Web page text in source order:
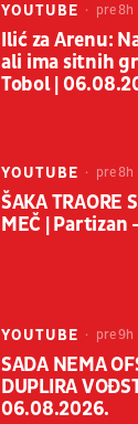
YOUTUBE pre 8h
Ilić za Arenu:
ali ima sitnih
Tobol |
YOUTUBE pre 8h
ŠAKA TRAORE
MEČ |
YOUTUBE pre 9h
SADA NEMA
DUPLIRA
06.08.2026.